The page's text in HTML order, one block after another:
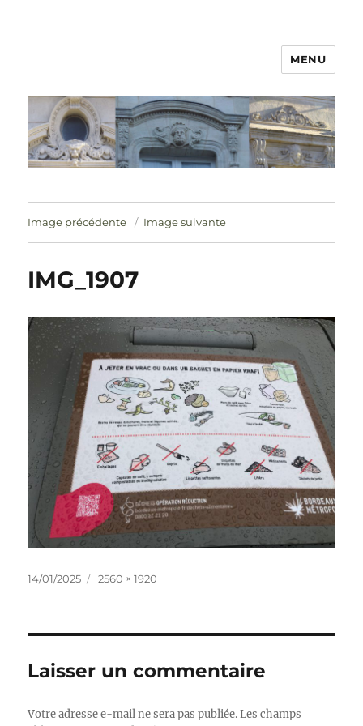
MENU
Image précédente Image suivante
IMG_1907
Publié
14/01/2025
Taille
2560 × 1920
Laisser un commentaire
Votre adresse e-mail ne sera pas publiée. Les champs